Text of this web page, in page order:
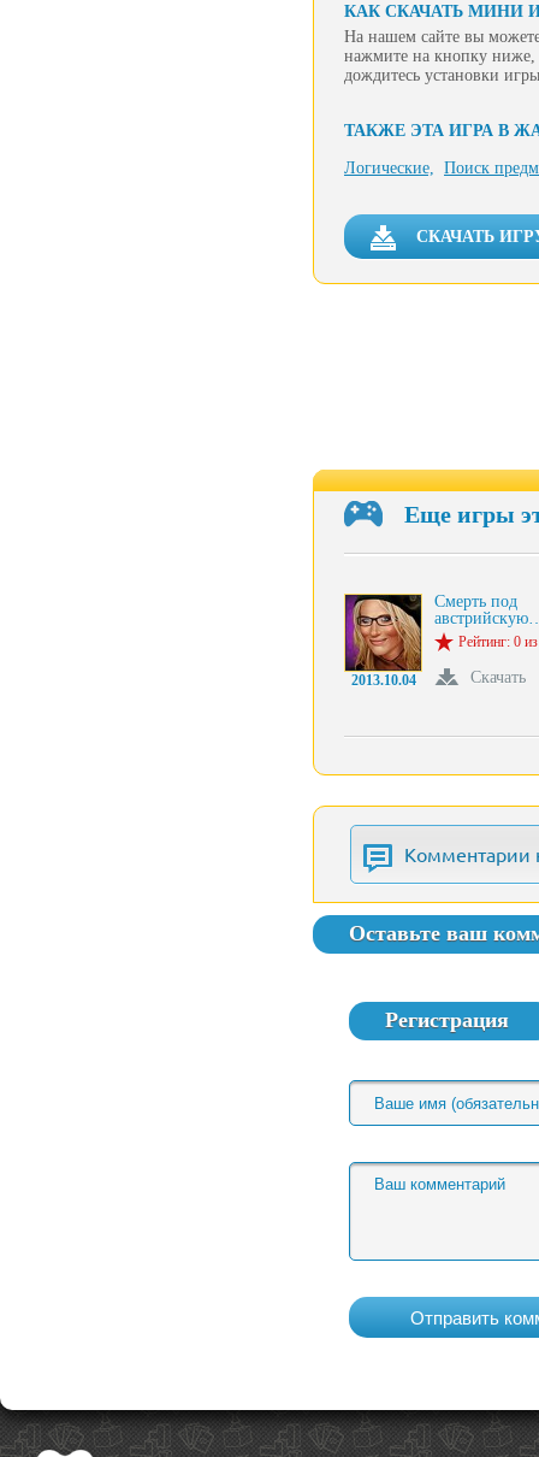
КАК СКАЧАТЬ МИНИ
На нашем сайте вы
нажмите на кнопку ниже,
дождитесь установки
ТАКЖЕ ЭТА ИГРА В
Логические, Поиск
СКАЧАТЬ
Еще игры
2013.10.04
Смерть под
Рейтинг: 0
Скачать
Комментарии
Оставьте ваш
Регистрация